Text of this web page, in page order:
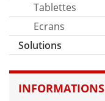
Tablettes
Ecrans
Solutions
INFORMATIONS